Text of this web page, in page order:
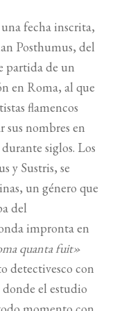
fecha inscrita,
Posthumus, del
partida de un
en Roma, al que
flamencos
sus nombres en
siglos. Los
y Sustris, se
un género que
del
impronta en
quanta fuit»
detectivesco con
el estudio